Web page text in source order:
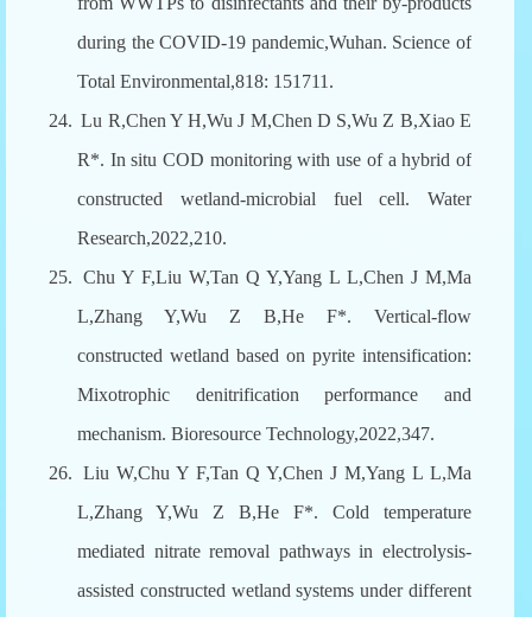
during the COVID-19 pandemic,Wuhan. Science of
Total Environmental,818: 151711.
24. Lu R,Chen Y H,Wu J M,Chen D S,Wu Z B,Xiao E
R*. In situ COD monitoring with use of a hybrid of
constructed wetland-microbial fuel cell. Water
Research,2022,210.
25. Chu Y F,Liu W,Tan Q Y,Yang L L,Chen J M,Ma
L,Zhang Y,Wu Z B,He F*. Vertical-flow
constructed wetland based on pyrite intensification:
Mixotrophic denitrification performance and
mechanism. Bioresource Technology,2022,347.
26. Liu W,Chu Y F,Tan Q Y,Chen J M,Yang L L,Ma
L,Zhang Y,Wu Z B,He F*. Cold temperature
mediated nitrate removal pathways in electrolysis-
assisted constructed wetland systems under different